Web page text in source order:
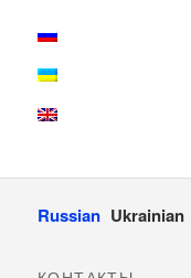
Russian Ukrainian